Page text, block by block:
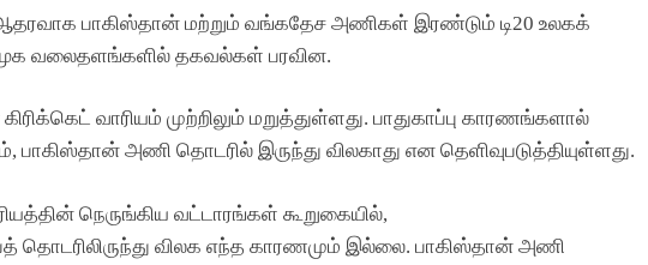
பாகிஸ்தான் மற்றும் வங்கதேச அணிகள் இரண்டும் டி20 உலகக்
வலைதளங்களில் தகவல்கள் பரவின.
வாரியம் முற்றிலும் மறுத்துள்ளது. பாதுகாப்பு காரணங்களால்
பாகிஸ்தான் அணி தொடரில் இருந்து விலகாது என தெளிவுபடுத்தியுள்ளது.
நெருங்கிய வட்டாரங்கள் கூறுகையில்,
தொடரிலிருந்து விலக எந்த காரணமும் இல்லை. பாகிஸ்தான் அணி